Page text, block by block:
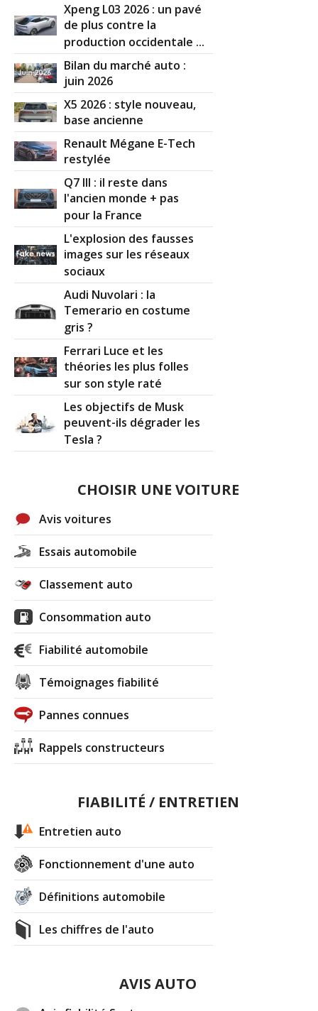
Xpeng L03 2026 : un pavé
de plus contre la
production occidentale ...
Bilan du marché auto :
juin 2026
X5 2026 : style nouveau,
base ancienne
Renault Mégane E-Tech
restylée
Q7 III : il reste dans
l'ancien monde + pas
pour la France
L'explosion des fausses
images sur les réseaux
sociaux
Audi Nuvolari : la
Temerario en costume
gris ?
Ferrari Luce et les
théories les plus folles
sur son style raté
Les objectifs de Musk
peuvent-ils dégrader les
Tesla ?
CHOISIR UNE VOITURE
Avis voitures
Essais automobile
Classement auto
Consommation auto
Fiabilité automobile
Témoignages fiabilité
Pannes connues
Rappels constructeurs
FIABILITÉ / ENTRETIEN
Entretien auto
Fonctionnement d'une auto
Définitions automobile
Les chiffres de l'auto
AVIS AUTO